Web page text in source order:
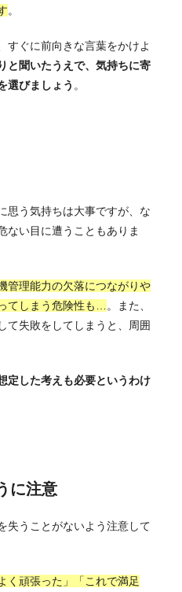
。
すぐに前向きな言葉をかけよ
と聞いたうえで、気持ちに寄
選びましょう 。
思う気持ちは大事ですが、な
ない目に遭うこともありま
管理能力の欠落につながりや
てしまう危険性も…
。
また、
て失敗をしてしまうと、周囲
定した考えも必要というわけ
に注意
失うことがないよう注意して
く頑張った」「これで満足